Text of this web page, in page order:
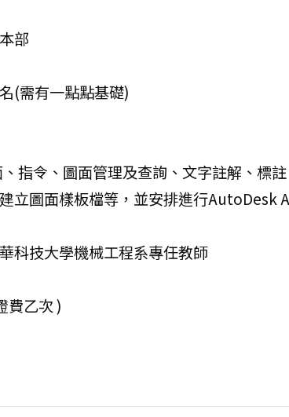
部
(需有一點點基礎)
指令、圖面管理及查詢、文字註解、標
立圖面樣板檔等，並安排進行AutoDesk
科技大學機械工程系專任教師
費乙次 )